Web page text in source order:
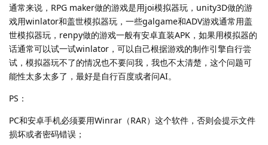
通常来说，RPG maker做的游戏是用joi模拟器玩，unity3D做的游
戏用winlator和盖世模拟器玩，一些galgame和ADV游戏通常用盖
世模拟器玩，renpy做的游戏一般有安卓直装APK，如果用模拟器的
话通常可以试一试winlator，可以自己根据游戏的制作引擎自行尝
试，模拟器玩不了的情况也不要问我，我也不太清楚，这个问题可
能性太多太多了，最好是自行百度或者问AI。
PS：
PC和安卓手机必须要用Winrar（RAR）这个软件，否则会提示文件
损坏或者密码错误；